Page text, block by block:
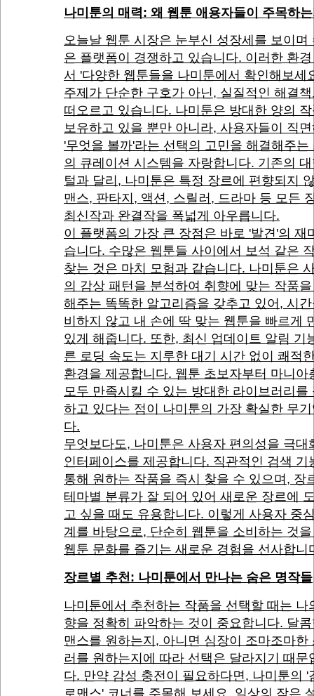
나미툰의 매력: 왜 웹툰 애용자들이 주목하
오늘날 웹툰 시장은 눈부신 성장세를 보이며
은 플랫폼이 경쟁하고 있습니다. 이러한 환
서 '다양한 웹툰들을 나미툰에서 확인해보세
주제가 단순한 구호가 아닌, 실질적인 해결
떠오르고 있습니다. 나미툰은 방대한 양의
보유하고 있을 뿐만 아니라, 사용자들이 직
'무엇을 볼까'라는 선택의 고민을 해결해주는
의 큐레이션 시스템을 자랑합니다. 기존의
털과 달리, 나미툰은 특정 장르에 편향되지
맨스, 판타지, 액션, 스릴러, 드라마 등 모든
최신작과 완결작을 폭넓게 아우릅니다.
이 플랫폼의 가장 큰 장점은 바로 '발견'의 재
습니다. 수많은 웹툰들 사이에서 보석 같은
찾는 것은 마치 모험과 같습니다. 나미툰은
의 감상 패턴을 분석하여 취향에 맞는 작품
해주는 똑똑한 알고리즘을 갖추고 있어, 시
비하지 않고 내 손에 딱 맞는 웹툰을 빠르게
있게 해줍니다. 또한, 최신 업데이트 알림 기
른 로딩 속도는 지루한 대기 시간 없이 쾌적
환경을 제공합니다. 웹툰 초보자부터 마니아
모두 만족시킬 수 있는 방대한 라이브러리를
하고 있다는 점이 나미툰의 가장 확실한 무
다.
무엇보다도, 나미툰은 사용자 편의성을 극대
인터페이스를 제공합니다. 직관적인 검색 기
통해 원하는 작품을 즉시 찾을 수 있으며, 장
테마별 분류가 잘 되어 있어 새로운 장르에
고 싶을 때도 유용합니다. 이렇게 사용자 중
계를 바탕으로, 단순히 웹툰을 소비하는 것
웹툰 문화를 즐기는 새로운 경험을 선사합니
장르별 추천: 나미툰에서 만나는 숨은 명작들
나미툰에서 추천하는 작품을 선택할 때는 나
향을 정확히 파악하는 것이 중요합니다. 달
맨스를 원하는지, 아니면 심장이 조마조마한
러를 원하는지에 따라 선택은 달라지기 때문
다. 만약 감성 충전이 필요하다면, 나미툰의 '